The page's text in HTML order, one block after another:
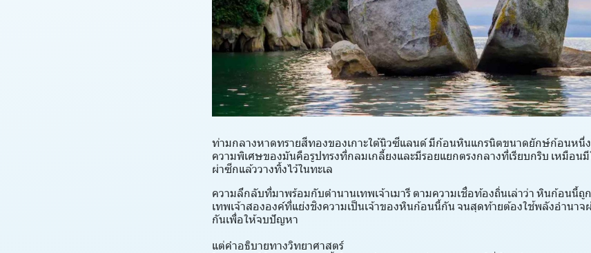
ท่ามกลางหาดทรายสีทองของเกาะใต้นิวซีแลนด์ มีก้อนหินแกรนิตขนาดยักษ์ก้อนหนึ่ง
ความพิเศษของมันคือรูปทรงที่กลมเกลี้ยงและมีรอยแยกตรงกลางที่เรียบกริบ เหมือนมี
ผ่าซีกแล้ววางทิ้งไว้ในทะเล
ความลึกลับที่มาพร้อมกับตำนานเทพเจ้าเมารี ตามความเชื่อท้องถิ่นเล่าว่า หินก้อนนี้
เทพเจ้าสององค์ที่แย่งชิงความเป็นเจ้าของหินก้อนนี้กัน จนสุดท้ายต้องใช้พลังอำนาจ
กันเพื่อให้จบปัญหา
แต่คำอธิบายทางวิทยาศาสตร์